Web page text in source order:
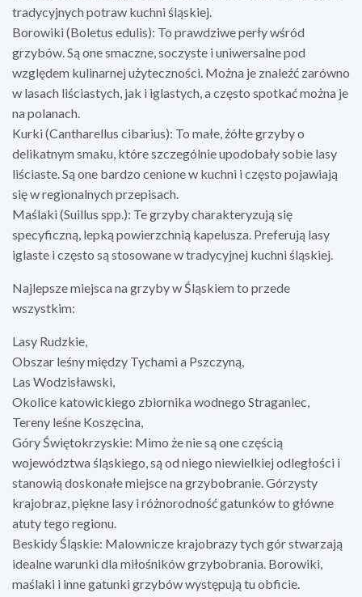
tradycyjnych potraw kuchni śląskiej.
Borowiki (Boletus edulis): To prawdziwe perły wśród
grzybów. Są one smaczne, soczyste i uniwersalne pod
względem kulinarnej użyteczności. Można je znaleźć zarówno
w lasach liściastych, jak i iglastych, a często spotkać można je
na polanach.
Kurki (Cantharellus cibarius): To małe, żółte grzyby o
delikatnym smaku, które szczególnie upodobały sobie lasy
liściaste. Są one bardzo cenione w kuchni i często pojawiają
się w regionalnych przepisach.
Maślaki (Suillus spp.): Te grzyby charakteryzują się
specyficzną, lepką powierzchnią kapelusza. Preferują lasy
iglaste i często są stosowane w tradycyjnej kuchni śląskiej.
Najlepsze miejsca na grzyby w Śląskiem to przede
wszystkim:
Lasy Rudzkie,
Obszar leśny między Tychami a Pszczyną,
Las Wodzisławski,
Okolice katowickiego zbiornika wodnego Straganiec,
Tereny leśne Koszęcina,
Góry Świętokrzyskie: Mimo że nie są one częścią
województwa śląskiego, są od niego niewielkiej odległości i
stanowią doskonałe miejsce na grzybobranie. Górzysty
krajobraz, piękne lasy i różnorodność gatunków to główne
atuty tego regionu.
Beskidy Śląskie: Malownicze krajobrazy tych gór stwarzają
idealne warunki dla miłośników grzybobrania. Borowiki,
maślaki i inne gatunki grzybów występują tu obficie.